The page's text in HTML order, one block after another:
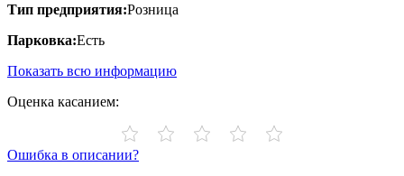
Тип предприятия:Розница
Парковка:Есть
Показать всю информацию
Оценка касанием:
Ошибка в описании?